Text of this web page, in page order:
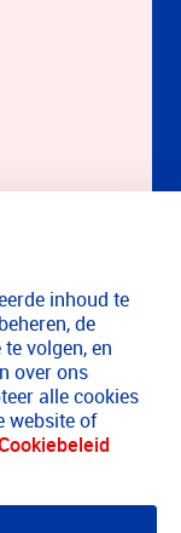
inhoud te
de
volgen, en
over ons
alle cookies
website of